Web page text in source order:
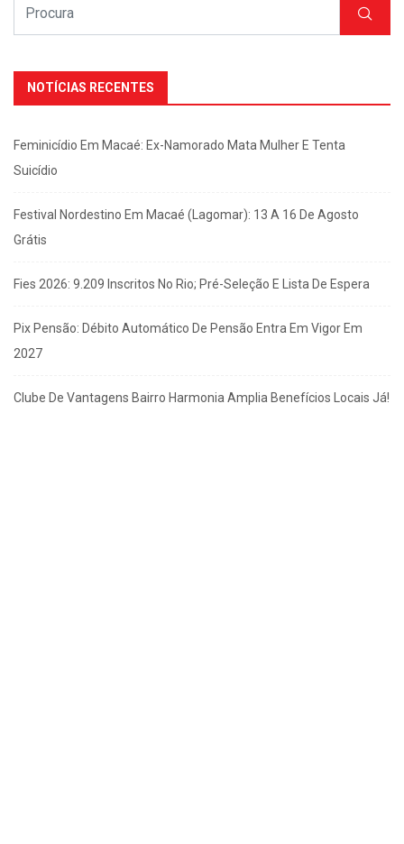
NOTÍCIAS RECENTES
Feminicídio Em Macaé: Ex-Namorado Mata Mulher E Tenta
Suicídio
Festival Nordestino Em Macaé (Lagomar): 13 A 16 De Agosto
Grátis
Fies 2026: 9.209 Inscritos No Rio; Pré-Seleção E Lista De Espera
Pix Pensão: Débito Automático De Pensão Entra Em Vigor Em
2027
Clube De Vantagens Bairro Harmonia Amplia Benefícios Locais Já!